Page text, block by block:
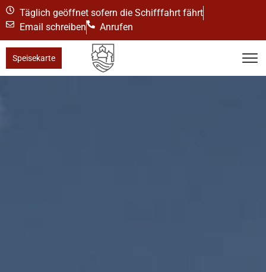
Täglich geöffnet sofern die Schifffahrt fährt
Email schreiben
Anrufen
Speisekarte